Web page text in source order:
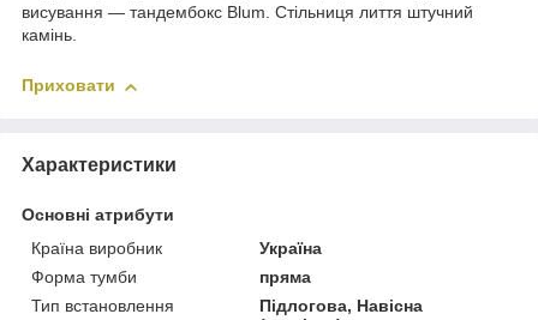
висування — тандембокс Blum. Стільниця лиття штучний
камінь.
Приховати
Характеристики
Основні атрибути
Країна виробник
Україна
Форма тумби
пряма
Тип встановлення
Підлогова, Навісна